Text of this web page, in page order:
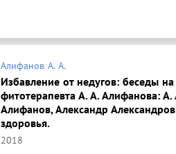
Алифанов А. А.
Избавление от недугов: беседы
фитотерапевта А. А. Алифанова:
Алифанов, Александр
здоровья.
2018